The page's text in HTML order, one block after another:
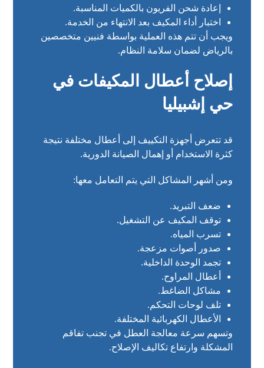
إعادة شحن الفريون بالكميات المناسبة.
اختبار أداء المكيف بعد الانتهاء من الخدمة.
ويجب أن تتم هذه العملية بواسطة فنيين متخصصين
بالرياض لضمان سلامة النظام.
إصلاح أعطال المكيفات في
حي إشبيليا
قد تتعرض أجهزة التكييف إلى أعطال مختلفة نتيجة
كثرة الاستخدام أو إهمال الصيانة الدورية.
ومن أشهر المشاكل التي يتم التعامل معها:
ضعف التبريد.
توقف المكيف عن التشغيل.
تسرب المياه.
صدور أصوات مزعجة.
تجمد الوحدة الداخلية.
أعطال المراوح.
مشاكل الضاغط.
تلف لوحات التحكم.
الأعطال الكهربائية المختلفة.
وتسهم سرعة معالجة العطل في تجنب تفاقم
المشكلة وارتفاع تكاليف الإصلاح.